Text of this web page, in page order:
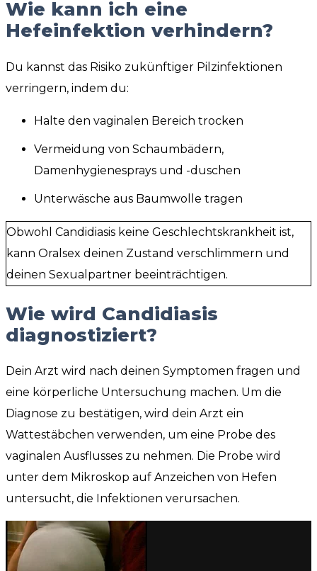
Wie kann ich eine
Hefeinfektion verhindern?
Du kannst das Risiko zukünftiger Pilzinfektionen
verringern, indem du:
Halte den vaginalen Bereich trocken
Vermeidung von Schaumbädern,
Damenhygienesprays und -duschen
Unterwäsche aus Baumwolle tragen
Obwohl Candidiasis keine Geschlechtskrankheit ist,
kann Oralsex deinen Zustand verschlimmern und
deinen Sexualpartner beeinträchtigen.
Wie wird Candidiasis
diagnostiziert?
Dein Arzt wird nach deinen Symptomen fragen und
eine körperliche Untersuchung machen. Um die
Diagnose zu bestätigen, wird dein Arzt ein
Wattestäbchen verwenden, um eine Probe des
vaginalen Ausflusses zu nehmen. Die Probe wird
unter dem Mikroskop auf Anzeichen von Hefen
untersucht, die Infektionen verursachen.